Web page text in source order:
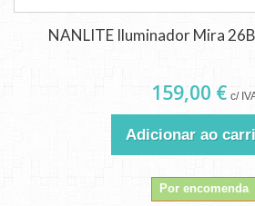
NANLITE Iluminador Mira
159,00 € c/
Adicionar ao
Por encomenda